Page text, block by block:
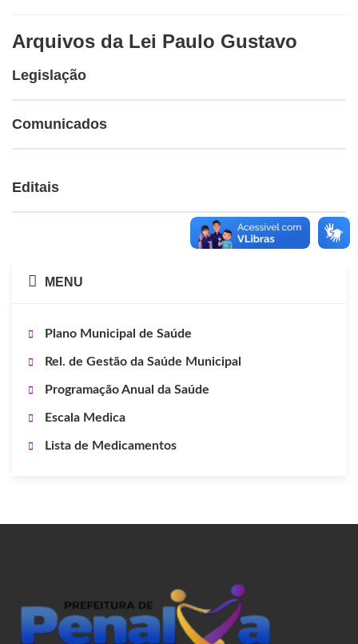
Arquivos da Lei Paulo Gustavo
Legislação
Comunicados
Editais
MENU
Plano Municipal de Saúde
Rel. de Gestão da Saúde Municipal
Programação Anual da Saúde
Escala Medica
Lista de Medicamentos